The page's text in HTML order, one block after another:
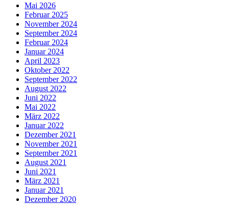
Mai 2026
Februar 2025
November 2024
September 2024
Februar 2024
Januar 2024
April 2023
Oktober 2022
September 2022
August 2022
Juni 2022
Mai 2022
März 2022
Januar 2022
Dezember 2021
November 2021
September 2021
August 2021
Juni 2021
März 2021
Januar 2021
Dezember 2020